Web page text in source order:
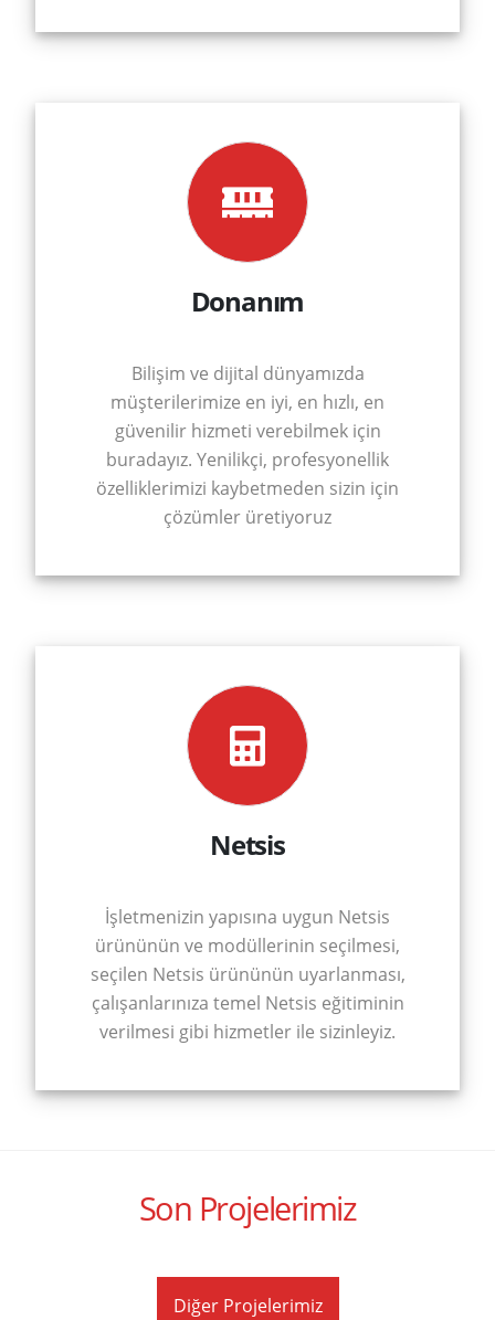
Donanım
Bilişim ve dijital dünyamızda
müşterilerimize en iyi, en hızlı, en
güvenilir hizmeti verebilmek için
buradayız. Yenilikçi, profesyonellik
özelliklerimizi kaybetmeden sizin için
çözümler üretiyoruz
Netsis
İşletmenizin yapısına uygun Netsis
ürününün ve modüllerinin seçilmesi,
seçilen Netsis ürününün uyarlanması,
çalışanlarınıza temel Netsis eğitiminin
verilmesi gibi hizmetler ile sizinleyiz.
Son Projelerimiz
Diğer Projelerimiz